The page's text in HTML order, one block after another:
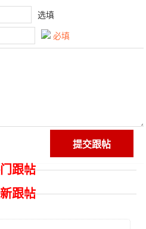
选填
必填
跟帖
跟帖